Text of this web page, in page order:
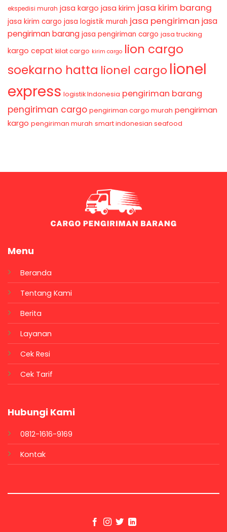
ekspedisi murah jasa kargo jasa kirim jasa kirim barang
jasa kirim cargo jasa logistik murah jasa pengiriman jasa
pengiriman barang jasa pengiriman cargo jasa trucking
kargo cepat kilat cargo kirim cargo lion cargo
soekarno hatta lionel cargo lionel
express logistik Indonesia pengiriman barang
pengiriman cargo pengiriman cargo murah pengiriman
kargo pengiriman murah smart indonesian seafood
Menu
Beranda
Tentang Kami
Berita
Layanan
Cek Resi
Cek Tarif
Hubungi Kami
0812-1616-9169
Kontak